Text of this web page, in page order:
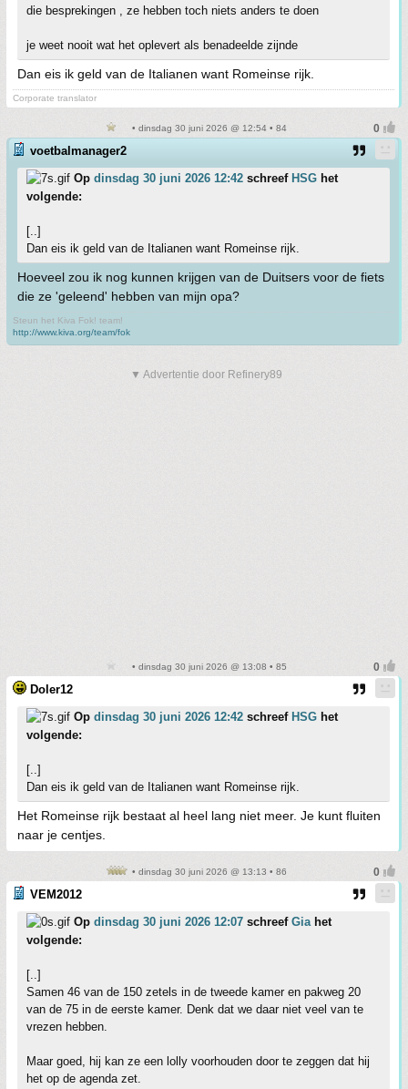
die besprekingen , ze hebben toch niets anders te doen
je weet nooit wat het oplevert als benadeelde zijnde
Dan eis ik geld van de Italianen want Romeinse rijk.
Corporate translator
• dinsdag 30 juni 2026 @ 12:54 • 84
voetbalmanager2
Op dinsdag 30 juni 2026 12:42 schreef HSG het
volgende:
[..]
Dan eis ik geld van de Italianen want Romeinse rijk.
Hoeveel zou ik nog kunnen krijgen van de Duitsers voor de fiets
die ze 'geleend' hebben van mijn opa?
Steun het Kiva Fok! team!
http://www.kiva.org/team/fok
▼ Advertentie door Refinery89
• dinsdag 30 juni 2026 @ 13:08 • 85
Doler12
Op dinsdag 30 juni 2026 12:42 schreef HSG het
volgende:
[..]
Dan eis ik geld van de Italianen want Romeinse rijk.
Het Romeinse rijk bestaat al heel lang niet meer. Je kunt fluiten
naar je centjes.
• dinsdag 30 juni 2026 @ 13:13 • 86
VEM2012
Op dinsdag 30 juni 2026 12:07 schreef Giahet
volgende:
[..]
Samen 46 van de 150 zetels in de tweede kamer en pakweg 20
van de 75 in de eerste kamer. Denk dat we daar niet veel van te
vrezen hebben.
Maar goed, hij kan ze een lolly voorhouden door te zeggen dat hij
het op de agenda zet.